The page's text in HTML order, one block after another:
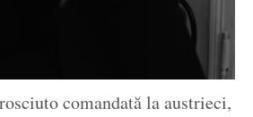
comandată la austrieci,